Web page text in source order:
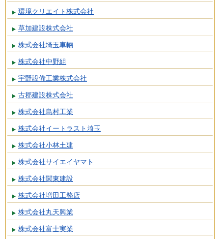
環境クリエイト株式会社
草加建設株式会社
株式会社埼玉車輛
株式会社中野組
宇野設備工業株式会社
古郡建設株式会社
株式会社島村工業
株式会社イートラスト埼玉
株式会社小林土建
株式会社サイエイヤマト
株式会社関東建設
株式会社増田工務店
株式会社丸天興業
株式会社富士実業